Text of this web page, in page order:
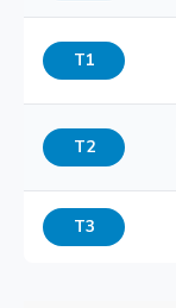
T1
T2
T3